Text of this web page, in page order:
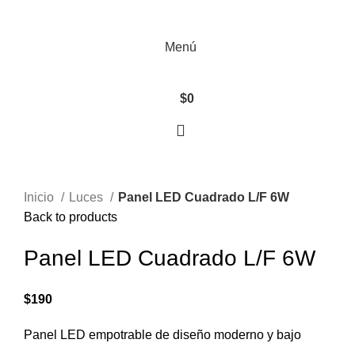
Menú
$0
Inicio
Luces
Panel LED Cuadrado L/F 6W
Back to products
Panel LED Cuadrado L/F 6W
$190
Panel LED empotrable de diseño moderno y bajo